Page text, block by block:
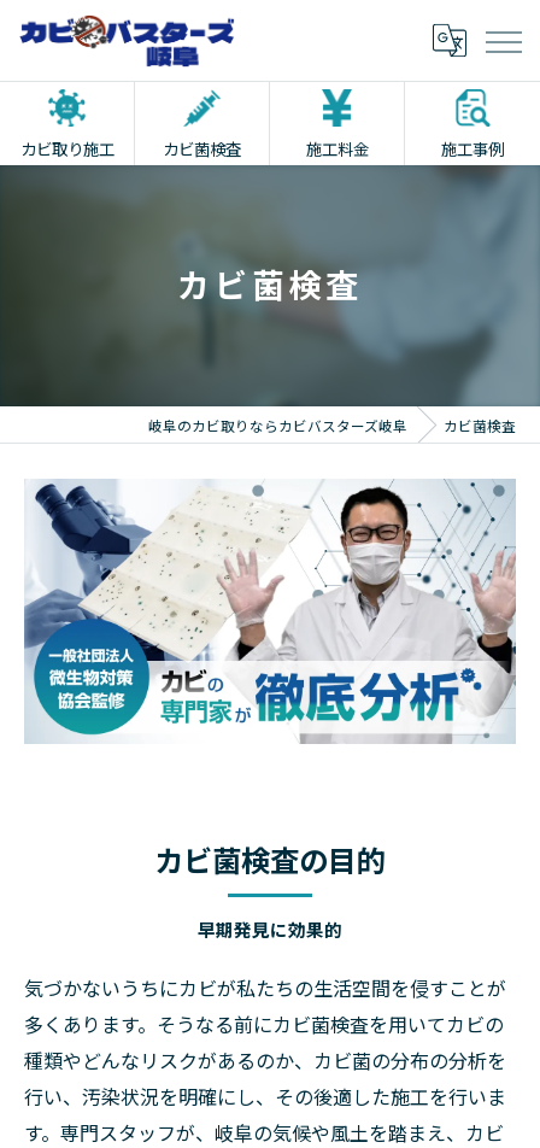
カビ取り施工 カビ菌検査 施工料金 施工事例
カビ菌検査
岐阜のカビ取りならカビバスターズ岐阜 カビ菌検査
カビ菌検査の目的
早期発見に効果的
気づかないうちにカビが私たちの生活空間を侵すことが
多くあります。そうなる前にカビ菌検査を用いてカビの
種類やどんなリスクがあるのか、カビ菌の分布の分析を
行い、汚染状況を明確にし、その後適した施工を行いま
す。専門スタッフが、岐阜の気候や風土を踏まえ、カビ